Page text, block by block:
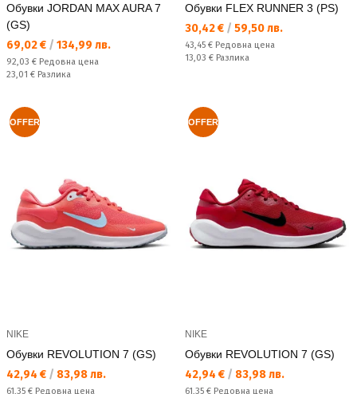
Обувки JORDAN MAX AURA 7
(GS)
Текуща цена:
69,02 € / 134,99 лв.
Редовна цена:
92,03 € Редовна цена
Спестявате:
23,01 € Разлика
Обувки FLEX RUNNER 3 (PS)
Текуща цена:
30,42 € / 59,50 лв.
Редовна цена:
43,45 € Редовна цена
Спестявате:
13,03 € Разлика
OFFER
NIKE
Обувки REVOLUTION 7 (GS)
Текуща цена:
42,94 € / 83,98 лв.
Редовна цена:
61,35 € Редовна цена
OFFER
NIKE
Обувки REVOLUTION 7 (GS)
Текуща цена:
42,94 € / 83,98 лв.
Редовна цена:
61,35 € Редовна цена